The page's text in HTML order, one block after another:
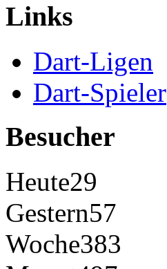
Links
Dart-Ligen
Dart-Spieler
Besucher
Heute29
Gestern57
Woche383